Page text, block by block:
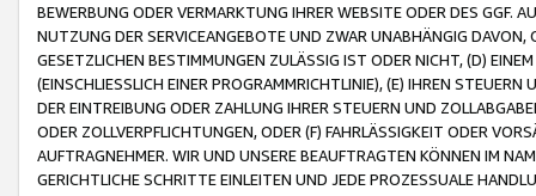
BEWERBUNG ODER VERMARKTUNG IHRER WEBSITE ODER DES GGF.
NUTZUNG DER SERVICEANGEBOTE UND ZWAR UNABHÄNGIG
GESETZLICHEN BESTIMMUNGEN ZULÄSSIG IST ODER NICHT, (D)
(EINSCHLIESSLICH EINER PROGRAMMRICHTLINIE), (E) IHREN
DER EINTREIBUNG ODER ZAHLUNG IHRER STEUERN UND
ODER ZOLLVERPFLICHTUNGEN, ODER (F) FAHRLÄSSIGKEIT ODER
AUFTRAGNEHMER. WIR UND UNSERE BEAUFTRAGTEN KÖNNEN IM
GERICHTLICHE SCHRITTE EINLEITEN UND JEDE PROZESSUALE